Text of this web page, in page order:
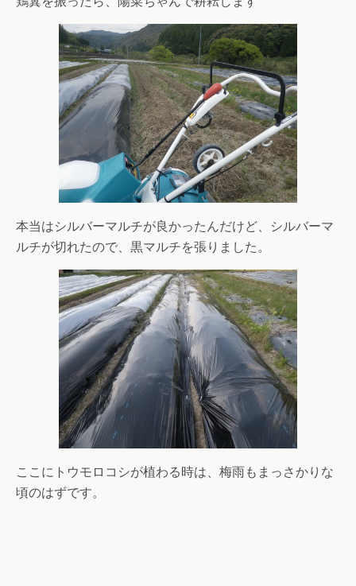
本当はシルバーマルチが良かったんだけど、シルバーマ
ルチが切れたので、黒マルチを張りました。
ここにトウモロコシが植わる時は、梅雨もまっさかりな
頃のはずです。